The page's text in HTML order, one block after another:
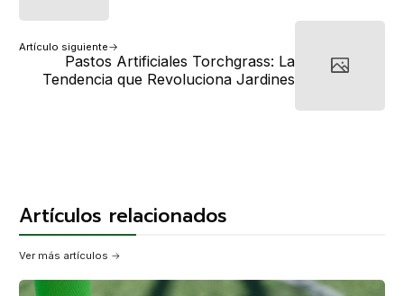
Artículo siguiente
Pastos Artificiales Torchgrass: La
Tendencia que Revoluciona Jardines
Artículos relacionados
Ver más artículos